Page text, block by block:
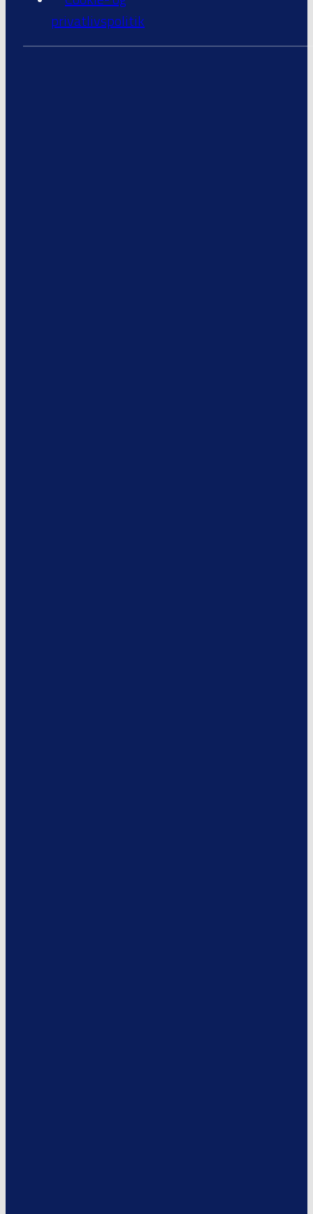
privatlivspolitik